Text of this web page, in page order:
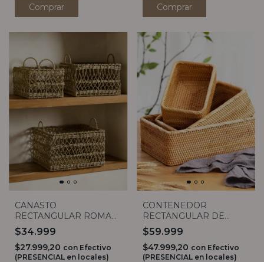
Comprar Comprar
CANASTO
RECTANGULAR ROMA
TRAMADO (3 TAMAÑOS)
$34.999
$27.999,20 con Efectivo
(PRESENCIAL en locales)
CONTENEDOR
RECTANGULAR DE
RATTAN GIANNA (3
MEDIDAS)
$59.999
$47.999,20 con Efectivo
(PRESENCIAL en locales)